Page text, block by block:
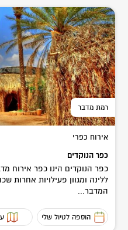
רמת מדבר
אירוח כפרי
כפר הנוקדים
כפר הנוקדים הינו כפר אירוח
ללינה ומגוון פעילויות אחרות
המדבר...
הוספה לטיול שלי